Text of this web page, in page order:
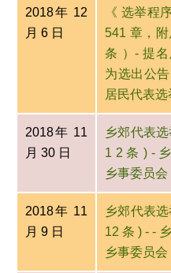
2018年 12
月 6 日
《 选举程
541 章，
条 ）- 提
为选出公
居民代表选
2018年 11
月 30 日
乡郊代表
1 2 条 ) -
乡事委员
2018年 11
月 9 日
乡郊代表
12 条 ) - -
乡事委员会